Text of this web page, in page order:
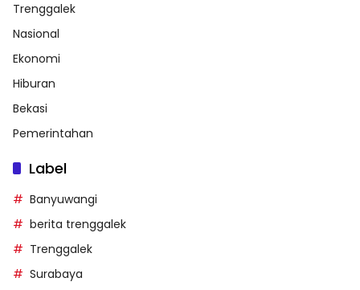
Trenggalek
Nasional
Ekonomi
Hiburan
Bekasi
Pemerintahan
Label
Banyuwangi
berita trenggalek
Trenggalek
Surabaya